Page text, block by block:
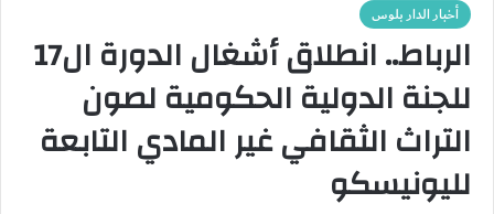
أخبار الدار بلوس
الرباط.. انطلاق أشغال الدورة ال17
للجنة الدولية الحكومية لصون
التراث الثقافي غير المادي التابعة
لليونيسكو